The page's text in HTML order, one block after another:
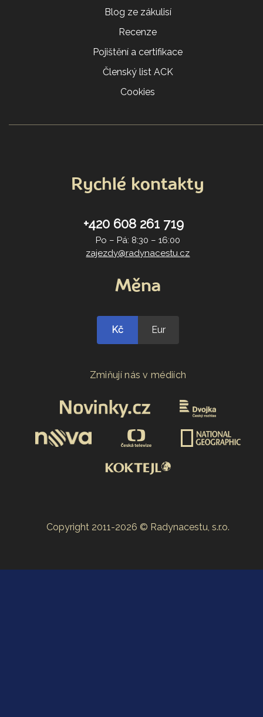
Blog ze zákulisí
Recenze
Pojištění a certifikace
Členský list ACK
Cookies
Rychlé kontakty
+420 608 261 719
Po – Pá: 8:30 – 16:00
zajezdy@radynacestu.cz
Měna
Kč Eur
Zmiňují nás v médiích
Copyright 2011-2026 © Radynacestu, s.r.o.